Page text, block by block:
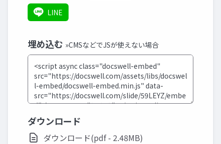
LINE
埋め込む »CMSなどでJSが使えない場合
ダウンロード
ダウンロード(pdf - 2.48MB)